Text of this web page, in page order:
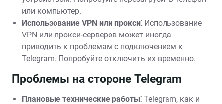
или компьютер.
Использование VPN или прокси⁚ Использование
VPN или прокси-серверов может иногда
приводить к проблемам с подключением к
Telegram. Попробуйте отключить их временно.
Проблемы на стороне Telegram
Плановые технические работы⁚ Telegram, как и